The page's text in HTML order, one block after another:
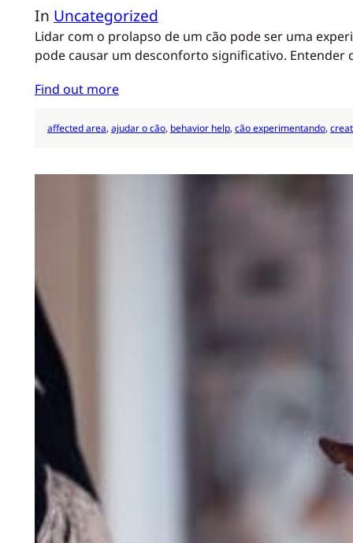
In Uncategorized
Lidar com o prolapso de um cão pode ser uma
pode causar um desconforto significativo. Entender
Find out more
affected area, ajudar o cão, behavior help, cão experimentando,